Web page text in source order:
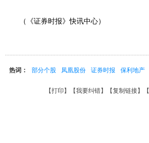
（《证券时报》快讯中心）
热词： 部分个股 凤凰股份 证券时报 保利地产
【打印 】【我要纠错】【复制链接】【